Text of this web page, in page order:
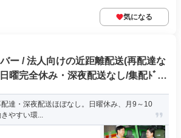
気になる
ー / 法人向けの近距離配送(再配達な
曜完全休み・深夜配送なし/集配ﾄﾞﾗｲ
達・深夜配送ほぼなし。日曜休み、月9～10
やすい環...